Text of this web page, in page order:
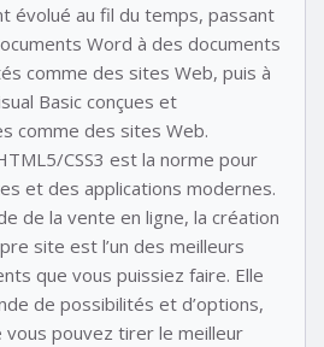
évolué au fil du temps, passant
Word à des documents
comme des sites Web, puis à
Basic conçues et
comme des sites Web.
CSS3 est la norme pour
et des applications modernes.
de la vente en ligne, la création
site est l’un des meilleurs
que vous puissiez faire. Elle
de possibilités et d’options,
pouvez tirer le meilleur